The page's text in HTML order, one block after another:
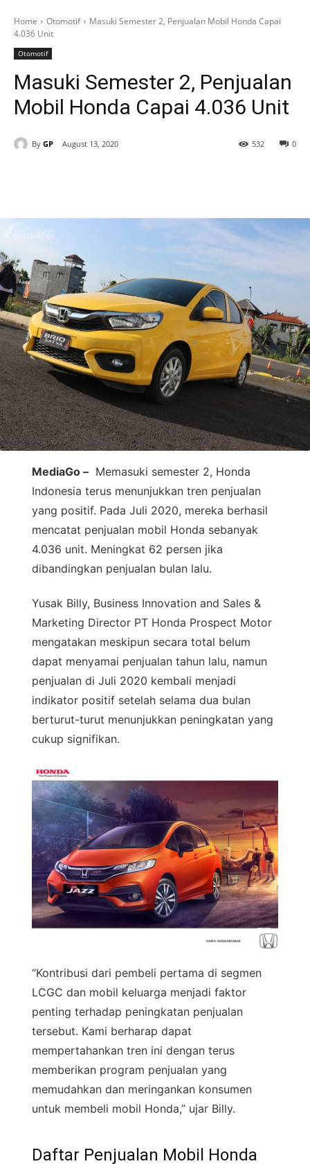
Home Otomotif
Masuki Semester 2, Penjualan Mobil Honda Capai
4.036 Unit
Otomotif
Masuki Semester 2, Penjualan
Mobil Honda Capai 4.036 Unit
By GP August 13, 2020 0
532
MediaGo – Memasuki semester 2, Honda
Indonesia terus menunjukkan tren penjualan
yang positif. Pada Juli 2020, mereka berhasil
mencatat penjualan mobil Honda sebanyak
4.036 unit. Meningkat 62 persen jika
dibandingkan penjualan bulan lalu.
Yusak Billy, Business Innovation and Sales &
Marketing Director PT Honda Prospect Motor
mengatakan meskipun secara total belum
dapat menyamai penjualan tahun lalu, namun
penjualan di Juli 2020 kembali menjadi
indikator positif setelah selama dua bulan
berturut-turut menunjukkan peningkatan yang
cukup signifikan.
“Kontribusi dari pembeli pertama di segmen
LCGC dan mobil keluarga menjadi faktor
penting terhadap peningkatan penjualan
tersebut. Kami berharap dapat
mempertahankan tren ini dengan terus
memberikan program penjualan yang
memudahkan dan meringankan konsumen
untuk membeli mobil Honda,” ujar Billy.
Daftar Penjualan Mobil Honda